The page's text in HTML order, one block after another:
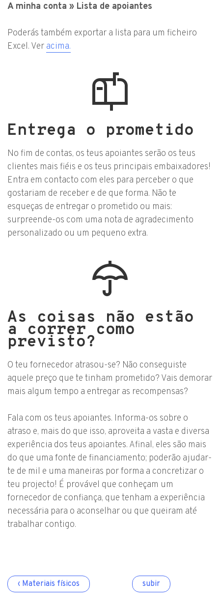
A minha conta » Lista de apoiantes
Poderás também exportar a lista para um ficheiro
Excel. Ver acima.
Entrega o prometido
No fim de contas, os teus apoiantes serão os teus
clientes mais fiéis e os teus principais embaixadores!
Entra em contacto com eles para perceber o que
gostariam de receber e de que forma. Não te
esqueças de entregar o prometido ou mais:
surpreende-os com uma nota de agradecimento
personalizado ou um pequeno extra.
As coisas não estão
a correr como
previsto?
O teu fornecedor atrasou-se? Não conseguiste
aquele preço que te tinham prometido? Vais demorar
mais algum tempo a entregar as recompensas?
Fala com os teus apoiantes. Informa-os sobre o
atraso e, mais do que isso, aproveita a vasta e diversa
experiência dos teus apoiantes. Afinal, eles são mais
do que uma fonte de financiamento; poderão ajudar-
te de mil e uma maneiras por forma a concretizar o
teu projecto! É provável que conheçam um
fornecedor de confiança, que tenham a experiência
necessária para o aconselhar ou que queiram até
trabalhar contigo.
‹ Materiais físicos subir